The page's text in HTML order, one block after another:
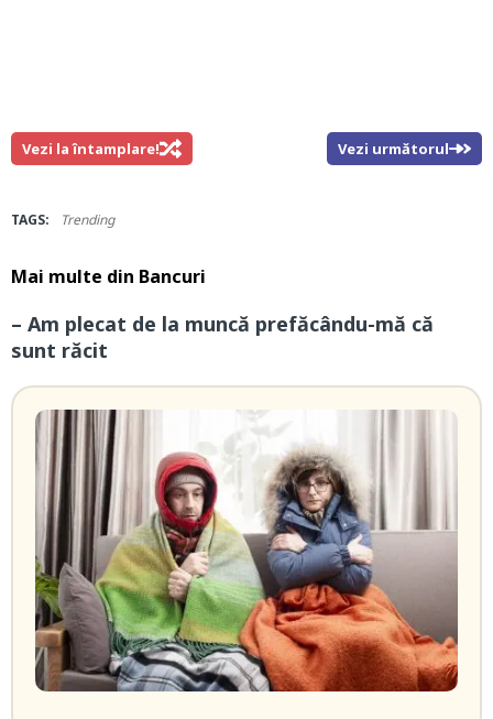
Vezi la întamplare! Vezi următorul
TAGS: Trending
Mai multe din Bancuri
– Am plecat de la muncă prefăcându-mă că
sunt răcit